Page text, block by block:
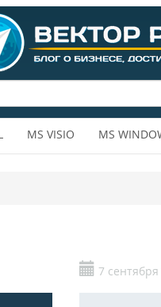
MS VISIO MS
7